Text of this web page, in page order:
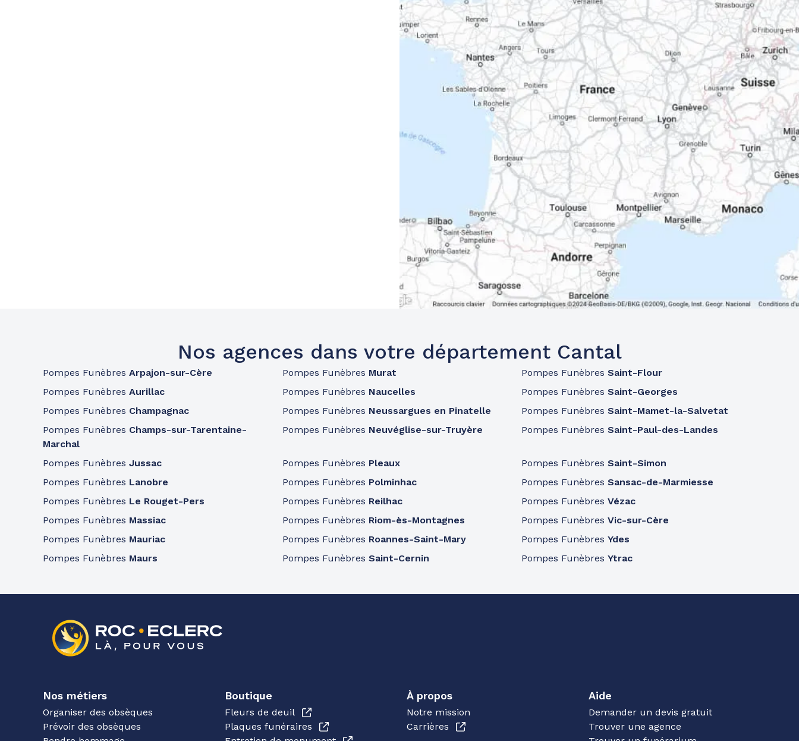
Nos agences dans votre département Cantal
Pompes Funèbres Arpajon-sur-Cère
Pompes Funèbres Aurillac
Pompes Funèbres Champagnac
Pompes Funèbres Champs-sur-Tarentaine-
Marchal
Pompes Funèbres Jussac
Pompes Funèbres Lanobre
Pompes Funèbres Le Rouget-Pers
Pompes Funèbres Massiac
Pompes Funèbres Mauriac
Pompes Funèbres Maurs
Pompes Funèbres Murat
Pompes Funèbres Naucelles
Pompes Funèbres Neussargues en Pinatelle
Pompes Funèbres Neuvéglise-sur-Truyère
Pompes Funèbres Pleaux
Pompes Funèbres Polminhac
Pompes Funèbres Reilhac
Pompes Funèbres Riom-ès-Montagnes
Pompes Funèbres Roannes-Saint-Mary
Pompes Funèbres Saint-Cernin
Pompes FunèbresSaint-Flour
Pompes FunèbresSaint-Georges
Pompes FunèbresSaint-Mamet-la-Salvetat
Pompes FunèbresSaint-Paul-des-Landes
Pompes FunèbresSaint-Simon
Pompes FunèbresSansac-de-Marmiesse
Pompes FunèbresVézac
Pompes FunèbresVic-sur-Cère
Pompes FunèbresYdes
Pompes FunèbresYtrac
Nos métiers
Organiser des obsèques
Prévoir des obsèques
Boutique
Fleurs de deuil
Plaques funéraires
À propos
Notre mission
Carrières
Aide
Demander un devis gratuit
Trouver une agence